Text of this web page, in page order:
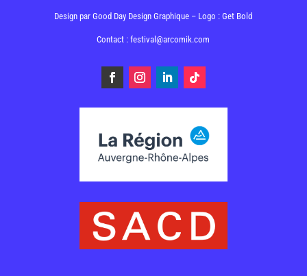
Design parGood Day Design Graphique – Logo : Get Bold
Contact : festival@arcomik.com